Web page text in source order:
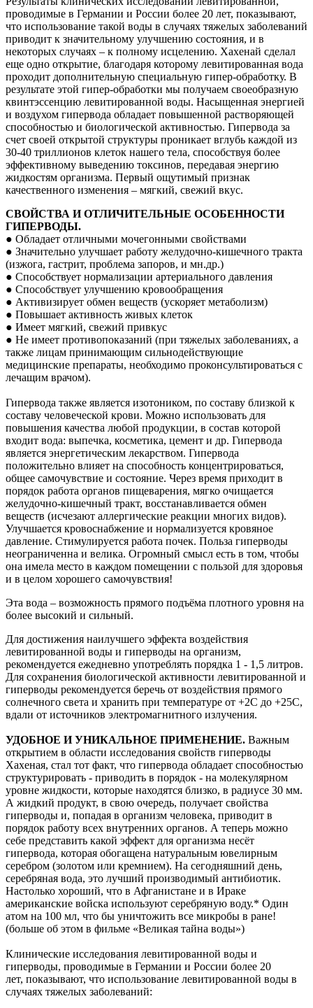
проводимые в Германии и России более 20 лет, показывают,
что использование такой воды в случаях тяжелых заболеваний
приводит к значительному улучшению состояния, и в
некоторых случаях – к полному исцелению. Хахенай сделал
еще одно открытие, благодаря которому левитированная вода
проходит дополнительную специальную гипер-обработку. В
результате этой гипер-обработки мы получаем своеобразную
квинтэссенцию левитированной воды. Насыщенная энергией
и воздухом гипервода обладает повышенной растворяющей
способностью и биологической активностью. Гипервода за
счет своей открытой структуры проникает вглубь каждой из
30-40 триллионов клеток нашего тела, способствуя более
эффективному выведению токсинов, передавая энергию
жидкостям организма. Первый ощутимый признак
качественного изменения – мягкий, свежий вкус.
СВОЙСТВА И ОТЛИЧИТЕЛЬНЫЕ ОСОБЕННОСТИ
ГИПЕРВОДЫ.
● Обладает отличными мочегонными свойствами
● Значительно улучшает работу желудочно-кишечного тракта
(изжога, гастрит, проблема запоров, и мн.др.)
● Способствует нормализации артериального давления
● Способствует улучшению кровообращения
● Активизирует обмен веществ (ускоряет метаболизм)
● Повышает активность живых клеток
● Имеет мягкий, свежий привкус
● Не имеет противопоказаний (при тяжелых заболеваниях, а
также лицам принимающим сильнодействующие
медицинские препараты, необходимо проконсультироваться с
лечащим врачом).
Гипервода также является изотоником, по составу близкой к
составу человеческой крови. Можно использовать для
повышения качества любой продукции, в состав которой
входит вода: выпечка, косметика, цемент и др. Гипервода
является энергетическим лекарством. Гипервода
положительно влияет на способность концентрироваться,
общее самочувствие и состояние. Через время приходит в
порядок работа органов пищеварения, мягко очищается
желудочно-кишечный тракт, восстанавливается обмен
веществ (исчезают аллергические реакции многих видов).
Улучшается кровоснабжение и нормализуется кровяное
давление. Стимулируется работа почек. Польза гиперводы
неограниченна и велика. Огромный смысл есть в том, чтобы
она имела место в каждом помещении с пользой для здоровья
и в целом хорошего самочувствия!
Эта вода – возможность прямого подъёма плотного уровня на
более высокий и сильный.
Для достижения наилучшего эффекта воздействия
левитированной воды и гиперводы на организм,
рекомендуется ежедневно употреблять порядка 1 - 1,5 литров.
Для сохранения биологической активности левитированной и
гиперводы рекомендуется беречь от воздействия прямого
солнечного света и хранить при температуре от +2С до +25С,
вдали от источников электромагнитного излучения.
УДОБНОЕ И УНИКАЛЬНОЕ ПРИМЕНЕНИЕ. Важным
открытием в области исследования свойств гиперводы
Хахеная, стал тот факт, что гипервода обладает способностью
структурировать - приводить в порядок - на молекулярном
уровне жидкости, которые находятся близко, в радиусе 30 мм.
А жидкий продукт, в свою очередь, получает свойства
гиперводы и, попадая в организм человека, приводит в
порядок работу всех внутренних органов. А теперь можно
себе представить какой эффект для организма несёт
гипервода, которая обогащена натуральным ювелирным
серебром (золотом или кремнием). На сегодняшний день,
серебряная вода, это лучший производимый антибиотик.
Настолько хороший, что в Афганистане и в Ираке
американские войска используют серебряную воду.* Один
атом на 100 мл, что бы уничтожить все микробы в ране!
(больше об этом в фильме «Великая тайна воды»)
Клинические исследования левитированной воды и
гиперводы, проводимые в Германии и России более 20
лет, показывают, что использование левитированной воды в
случаях тяжелых заболеваний: